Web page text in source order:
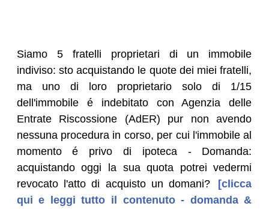
Siamo 5 fratelli proprietari di un immobile
indiviso: sto acquistando le quote dei miei fratelli,
ma uno di loro proprietario solo di 1/15
dell'immobile é indebitato con Agenzia delle
Entrate Riscossione (AdER) pur non avendo
nessuna procedura in corso, per cui l'immobile al
momento é privo di ipoteca - Domanda:
acquistando oggi la sua quota potrei vedermi
revocato l'atto di acquisto un domani?
[clicca
qui e leggi tutto il contenuto - domanda &